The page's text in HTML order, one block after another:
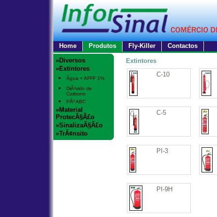
Home Produtos Fly-Killer
Contactos
»Diversos
»Extintores
Ãgua + AFFF 1%
DiÃ³xido de
Carbono
PÃ³ ABC
»Material
ProtecÃ§Ã£o
»SinalizaÃ§Ã£o
»TrÃ¢nsito
Extintores
C-10
C-5
PI-3
PI-9H